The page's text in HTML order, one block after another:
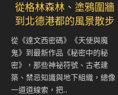
從格林森林、塗鴉圍牆
到北德港都的風景散步
從《達文西密碼》《天使與魔
鬼》到最新作品《秘密中的秘
密》，那些神祕符號、古老建
築、禁忌知識與地下組織，總像
一道道線索，把..